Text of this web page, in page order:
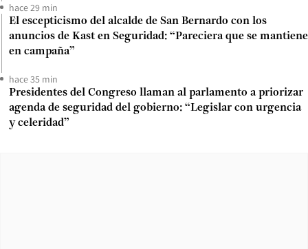
hace 29 min
El escepticismo del alcalde de San Bernardo con los
anuncios de Kast en Seguridad: “Pareciera que se mantiene
en campaña”
hace 35 min
Presidentes del Congreso llaman al parlamento a priorizar
agenda de seguridad del gobierno: “Legislar con urgencia
y celeridad”